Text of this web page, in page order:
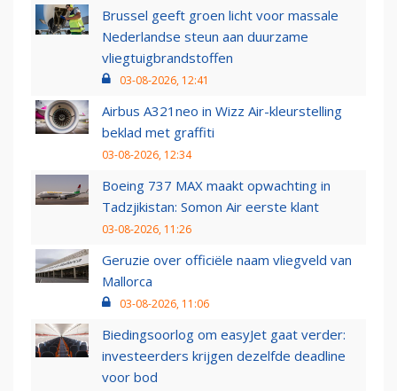
Brussel geeft groen licht voor massale
Nederlandse steun aan duurzame
vliegtuigbrandstoffen
03-08-2026, 12:41
Airbus A321neo in Wizz Air-kleurstelling
beklad met graffiti
03-08-2026, 12:34
Boeing 737 MAX maakt opwachting in
Tadzjikistan: Somon Air eerste klant
03-08-2026, 11:26
Geruzie over officiële naam vliegveld van
Mallorca
03-08-2026, 11:06
Biedingsoorlog om easyJet gaat verder:
investeerders krijgen dezelfde deadline
voor bod